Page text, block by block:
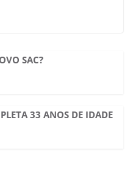
SAC?
33 ANOS DE IDADE